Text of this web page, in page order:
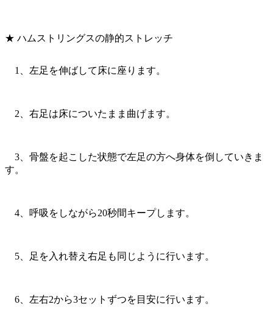
★ ハムストリングスの静的ストレッチ
1、左足を伸ばして床に座ります。
2、右足は床についたまま曲げます。
3、骨盤を起こした状態で左足の方へ身体を倒していきま
す。
4、呼吸をしながら20秒間キープします。
5、足を入れ替え右足も同じように行います。
6、左右2から3セットずつを目安に行います。